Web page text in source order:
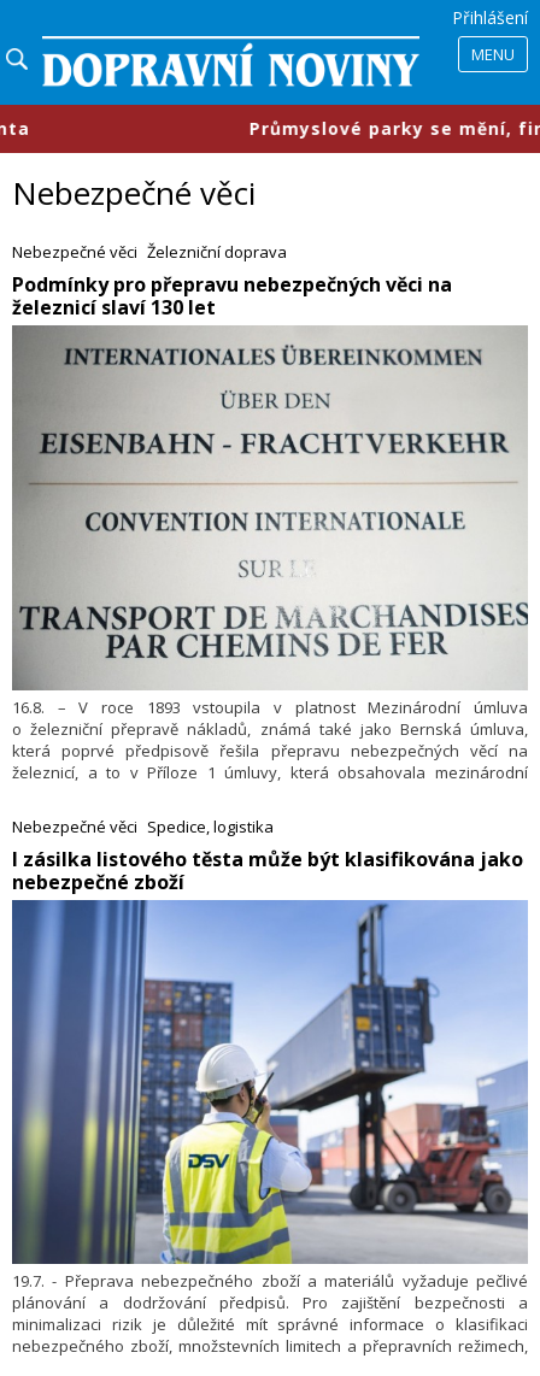
Přihlášení
MENU
​Průmyslové parky se mění, firmy chtějí menší
Nebezpečné věci
Nebezpečné věci Železniční doprava
​Podmínky pro přepravu nebezpečných věci na
železnicí slaví 130 let
16.8. – V roce 1893 vstoupila v platnost Mezinárodní úmluva
o železniční přepravě nákladů, známá také jako Bernská úmluva,
která poprvé předpisově řešila přepravu nebezpečných věcí na
železnicí, a to v Příloze 1 úmluvy, která obsahovala mezinárodní
Nebezpečné věci Spedice, logistika
I zásilka listového těsta může být klasifikována jako
nebezpečné zboží
19.7. - Přeprava nebezpečného zboží a materiálů vyžaduje pečlivé
plánování a dodržování předpisů. Pro zajištění bezpečnosti a
minimalizaci rizik je důležité mít správné informace o klasifikaci
nebezpečného zboží, množstevních limitech a přepravních režimech,